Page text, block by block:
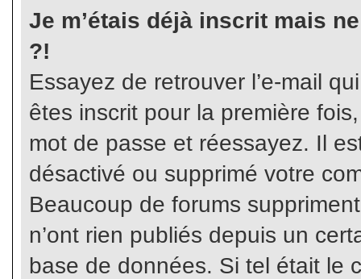
Je m’étais déjà inscrit mais
?!
Essayez de retrouver l’e-mail
êtes inscrit pour la première
mot de passe et réessayez. Il
désactivé ou supprimé votre
Beaucoup de forums
n’ont rien publiés depuis un
base de données. Si tel était le